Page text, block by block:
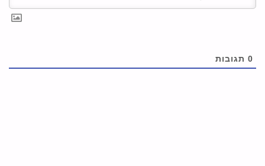
0 תגובות